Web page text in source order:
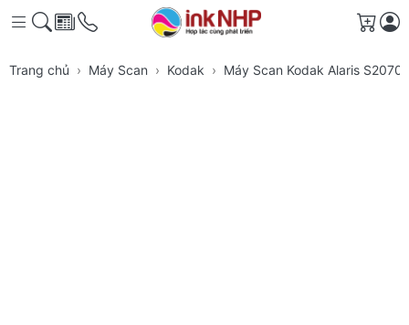
Giỏ
Trang chủ Máy Scan Kodak Máy Scan Kodak Alaris S2070